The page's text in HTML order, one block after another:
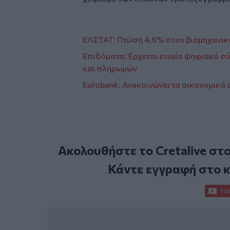
ΕΛΣΤΑΤ: Πτώση 4,6% στον
Επιδόματα: Έρχεται ενιαίο ψηφιακό
και πληρωμών
Eurobank: Ανακοινώνει τα
Ακολουθήστε το Cretalive
Κάντε εγγραφή στο